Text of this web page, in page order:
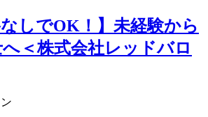
なしでOK！】未経験から
＜株式会社レッドバロ